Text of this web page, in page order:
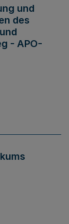
und
des
- APO-